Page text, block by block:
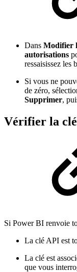
Dans Modifier
autorisations
ressaisissez les
Si vous ne
de zéro,
Supprimer,
Vérifier la
Si Power BI renvoie
La clé API est
La clé est
que vous